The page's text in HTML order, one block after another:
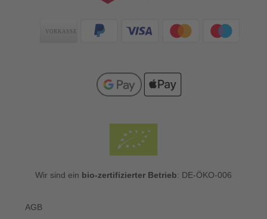
Zahlungsarten
Wir sind ein bio-zertifizierter Betrieb: DE-ÖKO-006
AGB